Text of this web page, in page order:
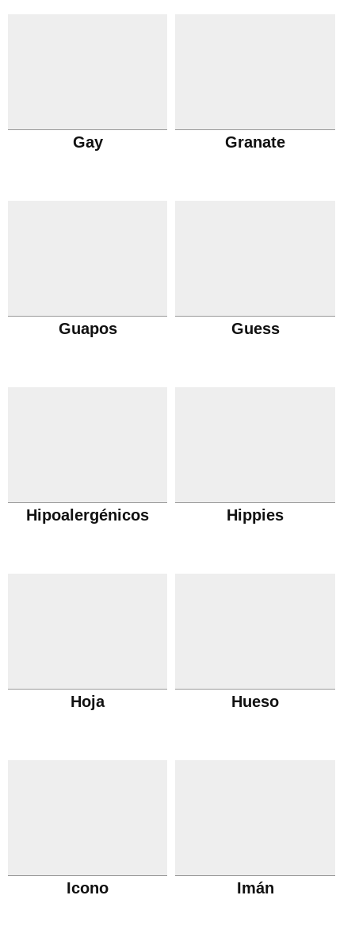
Gay Granate
Guapos Guess
Hipoalergénicos Hippies
Hoja Hueso
Icono Imán